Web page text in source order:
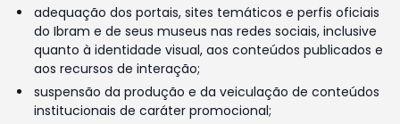
adequação dos portais, sites temáticos e perfis oficiais
do Ibram e de seus museus nas redes sociais, inclusive
quanto à identidade visual, aos conteúdos publicados e
aos recursos de interação;
suspensão da produção e da veiculação de conteúdos
institucionais de caráter promocional;